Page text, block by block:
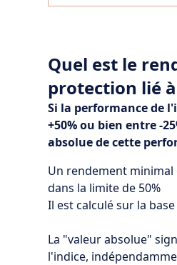
Quel est le
protection lié
Si la performance de
+50% ou bien entre -
absolue de cette
Un rendement minimal
dans la limite de 50%
Il est calculé sur la
La "valeur absolue"
l'indice,